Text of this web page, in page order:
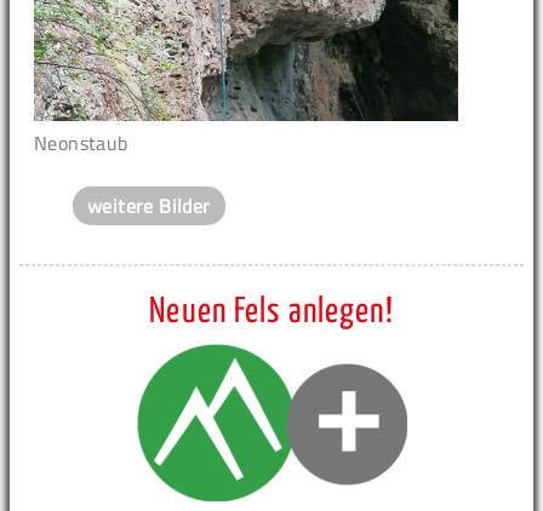
Neonstaub
weitere Bilder
Neuen Fels anlegen!